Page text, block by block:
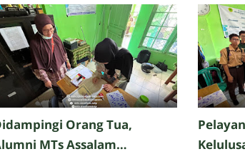
Orang Tua,
MTs Assalam